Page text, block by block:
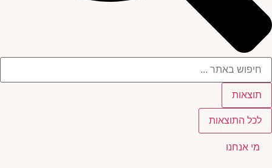
תוצאות
לכל התוצאות
מי אנחנו